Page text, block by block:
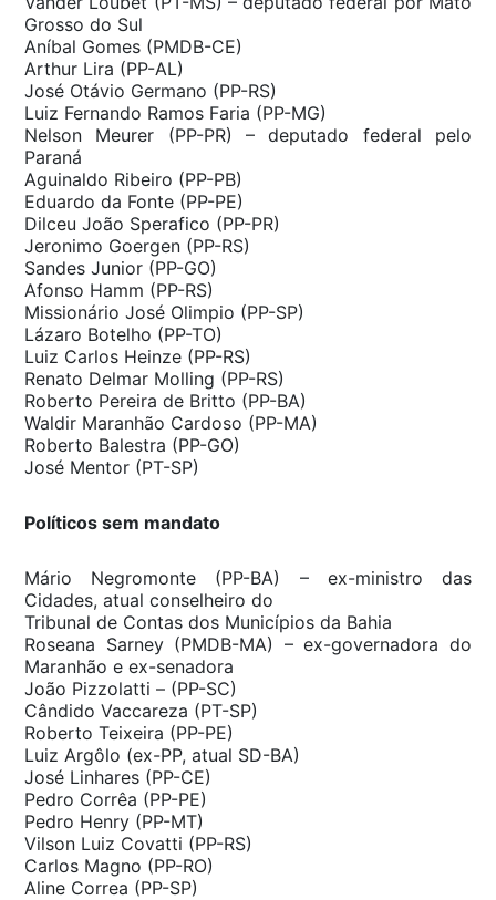
Grosso do Sul
Aníbal Gomes (PMDB-CE)
Arthur Lira (PP-AL)
José Otávio Germano (PP-RS)
Luiz Fernando Ramos Faria (PP-MG)
Nelson Meurer (PP-PR) – deputado federal pelo
Paraná
Aguinaldo Ribeiro (PP-PB)
Eduardo da Fonte (PP-PE)
Dilceu João Sperafico (PP-PR)
Jeronimo Goergen (PP-RS)
Sandes Junior (PP-GO)
Afonso Hamm (PP-RS)
Missionário José Olimpio (PP-SP)
Lázaro Botelho (PP-TO)
Luiz Carlos Heinze (PP-RS)
Renato Delmar Molling (PP-RS)
Roberto Pereira de Britto (PP-BA)
Waldir Maranhão Cardoso (PP-MA)
Roberto Balestra (PP-GO)
José Mentor (PT-SP)
Políticos sem mandato
Mário Negromonte (PP-BA) – ex-ministro das
Cidades, atual conselheiro do
Tribunal de Contas dos Municípios da Bahia
Roseana Sarney (PMDB-MA) – ex-governadora do
Maranhão e ex-senadora
João Pizzolatti – (PP-SC)
Cândido Vaccareza (PT-SP)
Roberto Teixeira (PP-PE)
Luiz Argôlo (ex-PP, atual SD-BA)
José Linhares (PP-CE)
Pedro Corrêa (PP-PE)
Pedro Henry (PP-MT)
Vilson Luiz Covatti (PP-RS)
Carlos Magno (PP-RO)
Aline Correa (PP-SP)